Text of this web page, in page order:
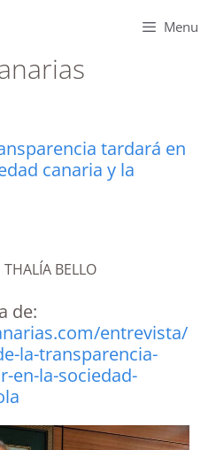
Menu
tardará en
canaria y la
BELLO
de:
entrevista/
la-transparencia-
en-la-sociedad-